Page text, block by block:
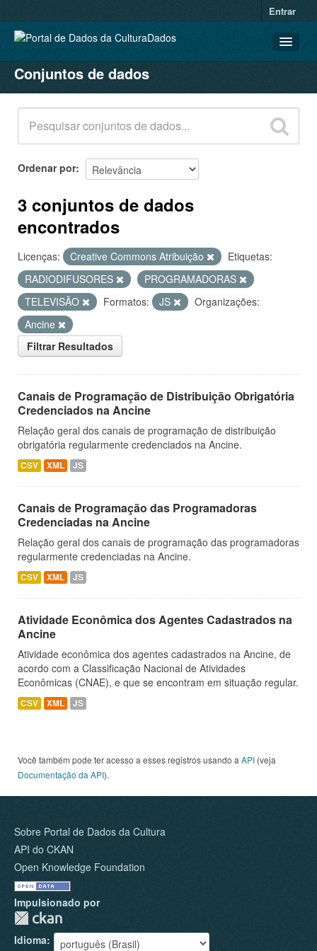
Entrar
CONJUNTOS DE DADOS
ORGANIZAÇÕES
GRUPOS
SOBRE
Conjuntos de dados
Ordenar por
3 conjuntos de dados
encontrados
Licenças: Creative Commons Atribuição
Etiquetas:
RADIODIFUSORES
PROGRAMADORAS
TELEVISÃO
Formatos: JS
Organizações:
Ancine
Filtrar Resultados
Canais de Programação de Distribuição Obrigatória
Credenciados na Ancine
Relação geral dos canais de programação de distribuição
obrigatória regularmente credenciados na Ancine.
CSV XML JS
Canais de Programação das Programadoras
Credenciadas na Ancine
Relação geral dos canais de programação das programadoras
regularmente credenciadas na Ancine.
CSV XML JS
Atividade Econômica dos Agentes Cadastrados na
Ancine
Atividade econômica dos agentes cadastrados na Ancine, de
acordo com a Classificação Nacional de Atividades
Econômicas (CNAE), e que se encontram em situação regular.
CSV XML JS
Você também pode ter acesso a esses registros usando a API (veja
Documentação da API).
Sobre Portal de Dados da Cultura
API do CKAN
Open Knowledge Foundation
Impulsionado por
Idioma